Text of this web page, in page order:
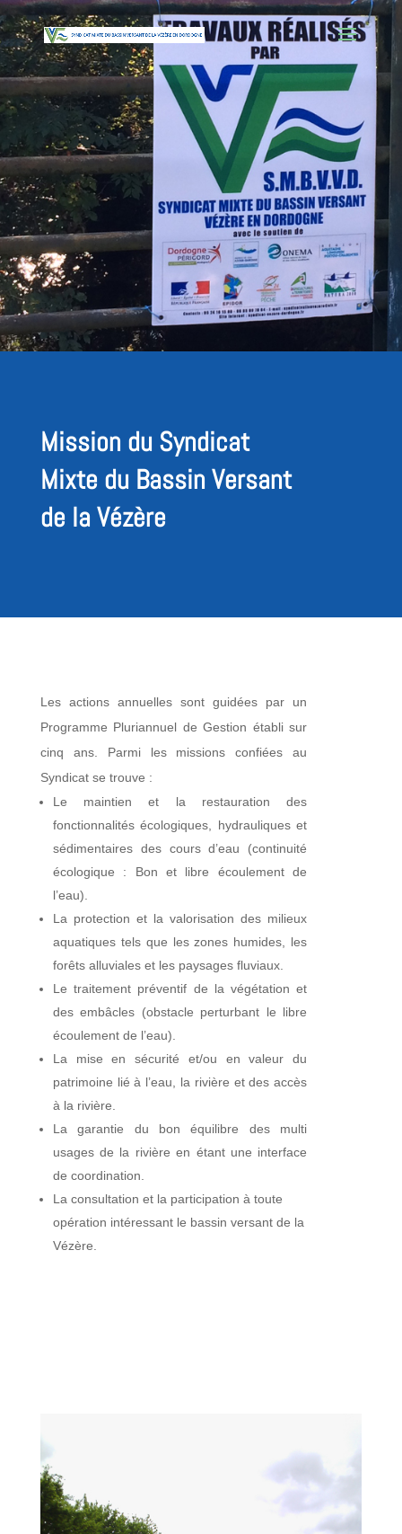
Mission du Syndicat
Mixte du Bassin Versant
de la Vézère
Les actions annuelles sont guidées par un
Programme Pluriannuel de Gestion établi sur
cinq ans. Parmi les missions confiées au
Syndicat se trouve :
Le maintien et la restauration des
fonctionnalités écologiques, hydrauliques et
sédimentaires des cours d’eau (continuité
écologique : Bon et libre écoulement de
l’eau).
La protection et la valorisation des milieux
aquatiques tels que les zones humides, les
forêts alluviales et les paysages fluviaux.
Le traitement préventif de la végétation et
des embâcles (obstacle perturbant le libre
écoulement de l’eau).
La mise en sécurité et/ou en valeur du
patrimoine lié à l’eau, la rivière et des accès
à la rivière.
La garantie du bon équilibre des multi
usages de la rivière en étant une interface
de coordination.
La consultation et la participation à toute
opération intéressant le bassin versant de la
Vézère.